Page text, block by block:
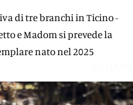
di tre branchi in Ticino -
e Madom si prevede la
nato nel 2025